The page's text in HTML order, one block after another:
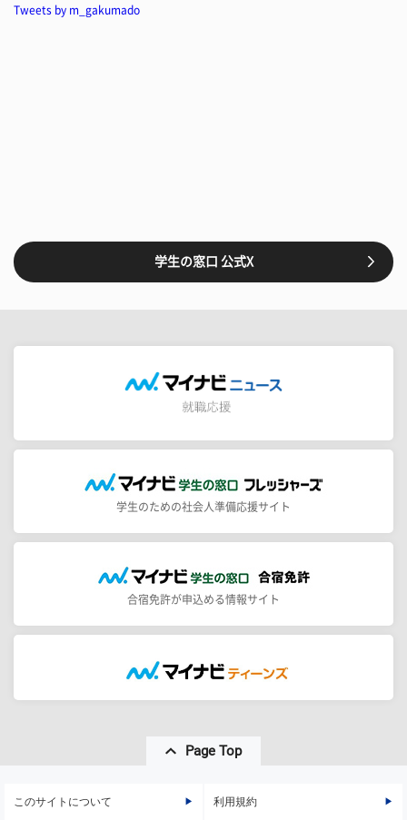
Tweets by m_gakumado
学生の窓口 公式X
学生のための社会人準備応援サイト
合宿免許が申込める情報サイト
Page Top
このサイトについて 利用規約